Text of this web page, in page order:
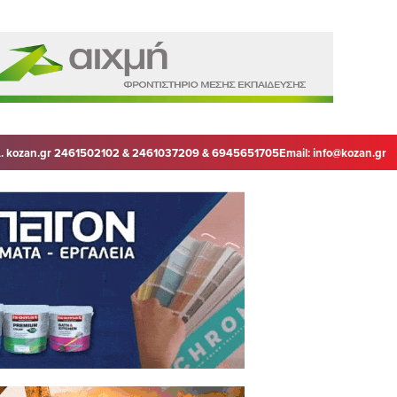
kozan.gr 2461502102 & 2461037209 & 6945651705Email:info@kozan.gr